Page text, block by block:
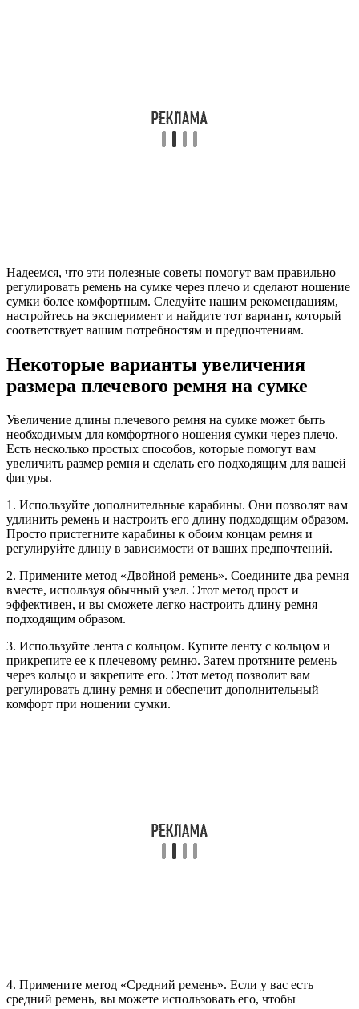
Надеемся, что эти полезные советы помогут вам правильно
регулировать ремень на сумке через плечо и сделают ношение
сумки более комфортным. Следуйте нашим рекомендациям,
настройтесь на эксперимент и найдите тот вариант, который
соответствует вашим потребностям и предпочтениям.
Некоторые варианты увеличения
размера плечевого ремня на сумке
Увеличение длины плечевого ремня на сумке может быть
необходимым для комфортного ношения сумки через плечо.
Есть несколько простых способов, которые помогут вам
увеличить размер ремня и сделать его подходящим для вашей
фигуры.
1. Используйте дополнительные карабины. Они позволят вам
удлинить ремень и настроить его длину подходящим образом.
Просто пристегните карабины к обоим концам ремня и
регулируйте длину в зависимости от ваших предпочтений.
2. Примените метод «Двойной ремень». Соедините два ремня
вместе, используя обычный узел. Этот метод прост и
эффективен, и вы сможете легко настроить длину ремня
подходящим образом.
3. Используйте лента с кольцом. Купите ленту с кольцом и
прикрепите ее к плечевому ремню. Затем протяните ремень
через кольцо и закрепите его. Этот метод позволит вам
регулировать длину ремня и обеспечит дополнительный
комфорт при ношении сумки.
4. Примените метод «Средний ремень». Если у вас есть
средний ремень, вы можете использовать его, чтобы